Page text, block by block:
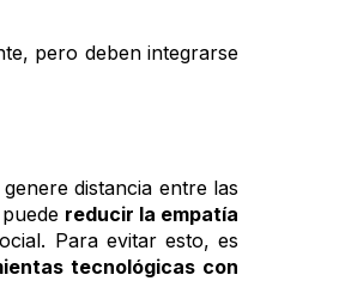
pero deben integrarse
distancia entre las
reducir la empatía
Para evitar esto, es
tecnológicas con